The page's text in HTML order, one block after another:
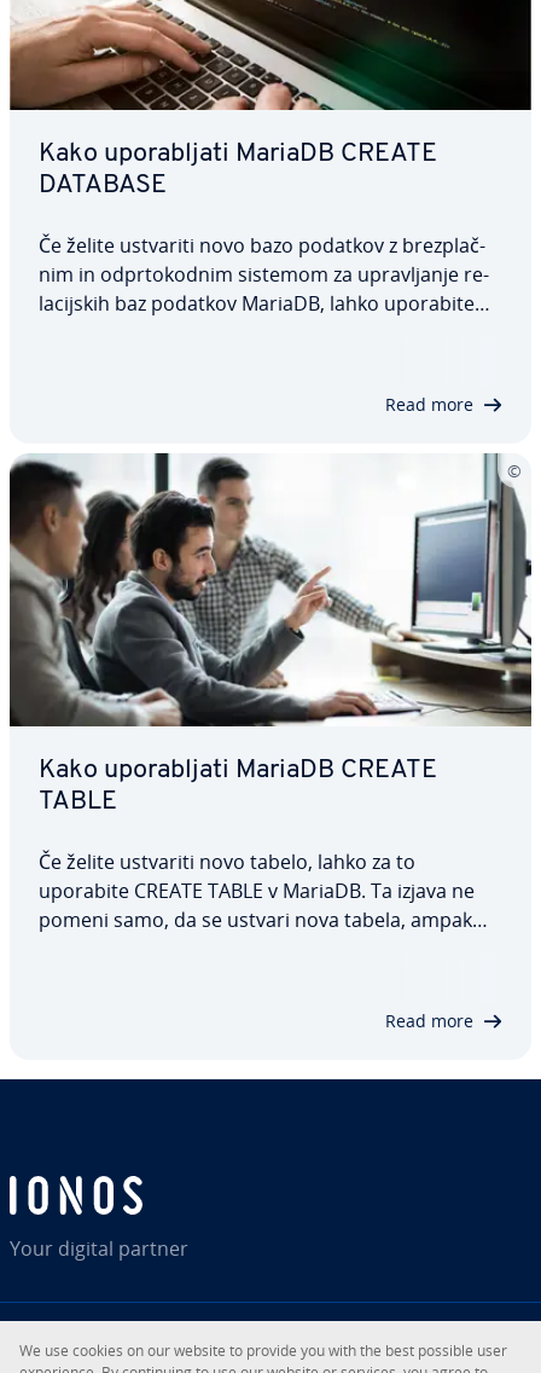
Kako upo­ra­blja­ti MariaDB CREATE
DATABASE
Če želite ustvariti novo bazo podatkov z brez­plač­
nim in od­pr­to­ko­dnim sistemom za upra­vlja­nje re­
la­cij­skih baz podatkov MariaDB, lahko uporabite
Read more
Kako upo­ra­blja­ti MariaDB CREATE
TABLE
Če želite ustvariti novo tabelo, lahko za to
uporabite CREATE TABLE v MariaDB. Ta izjava ne
pomeni samo, da se ustvari nova tabela, ampak
Read more
Your digital partner
RSS LinkedIntiktok InstagramFacebookYouTube
We use cookies on our website to provide you with the best possible user